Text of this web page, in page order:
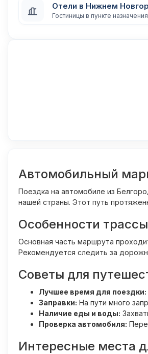
Отели в Нижнем
Гостиницы в пункте назначения
Автомобильный
Поездка на автомобиле из
нашей страны. Этот путь
Особенности трассы
Основная часть маршрута
Рекомендуется следить за
Советы для
Лучшее время для поездки:
Заправки: На пути много
Наличие еды и воды:
Проверка автомобиля:
Интересные места